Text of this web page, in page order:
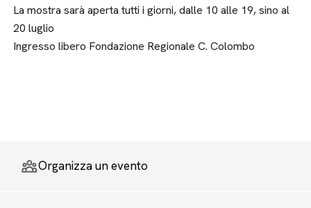
La mostra sarà aperta tutti i giorni, dalle 10 alle 19, sino al
20 luglio
Ingresso libero Fondazione Regionale C. Colombo
Organizza un evento